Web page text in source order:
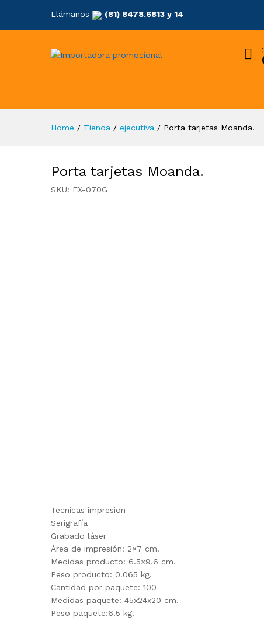
Llámanos (81) 8478.6813 y 14
Home / Tienda / ejecutiva / Porta tarjetas Moanda.
Porta tarjetas Moanda.
SKU: EX-070G
Tecnicas impresion
Serigrafía
Grabado láser
Área de impresión: 2×7 cm.
Medidas producto: 6.5×9.6 cm.
Peso producto: 0.065 kg.
Cantidad por paquete: 100
Medidas paquete: 45x24x20 cm.
Peso paquete:6.5 kg.